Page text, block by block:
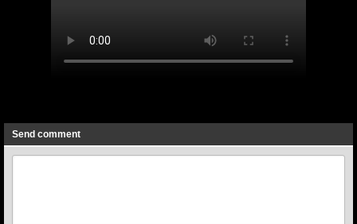
Send comment